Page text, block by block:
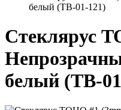
белый (TB-01-121)
Стеклярус
белый (TB-